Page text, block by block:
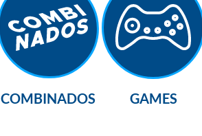
COMBINADOS GAMES